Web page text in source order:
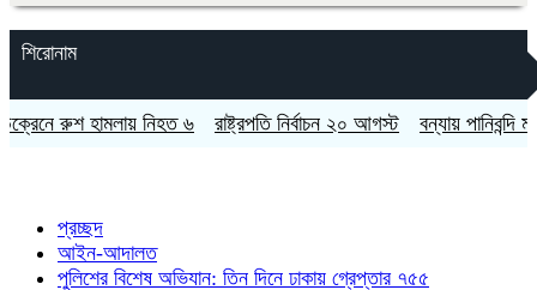
শিরোনাম
রুশ হামলায় নিহত ৬ রাষ্ট্রপতি নির্বাচন ২০ আগস্ট বন্যায় পানিবন্দি মা ও
প্রচ্ছদ
আইন-আদালত
পুলিশের বিশেষ অভিযান: তিন দিনে ঢাকায় গ্রেপ্তার ৭৫৫